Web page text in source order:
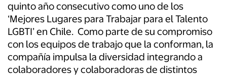
quinto año consecutivo como uno de los
‘Mejores Lugares para Trabajar para el Talento
LGBTI’ en Chile. Como parte de su compromiso
con los equipos de trabajo que la conforman, la
compañía impulsa la diversidad integrando a
colaboradores y colaboradoras de distintos